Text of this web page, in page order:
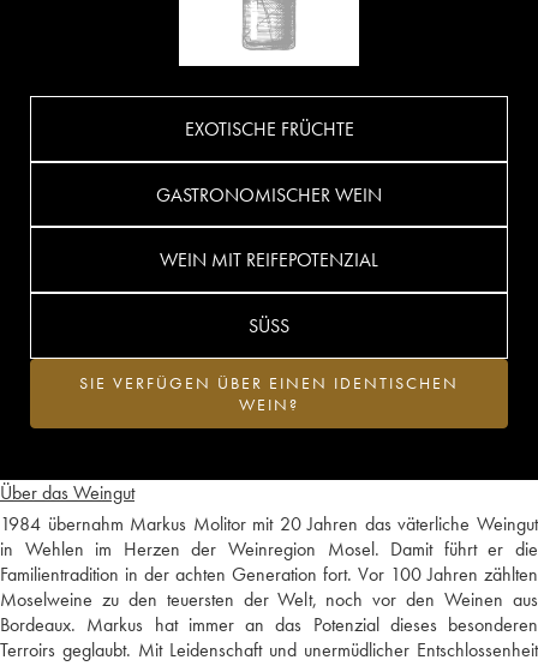
Über das Weingut
1984 übernahm Markus Molitor mit 20 Jahren das väterliche Weingut
in Wehlen im Herzen der Weinregion Mosel. Damit führt er die
Familientradition in der achten Generation fort. Vor 100 Jahren zählten
Moselweine zu den teuersten der Welt, noch vor den Weinen aus
Bordeaux. Markus hat immer an das Potenzial dieses besonderen
Terroirs geglaubt. Mit Leidenschaft und unermüdlicher Entschlossenheit
EXOTISCHE FRÜCHTE
GASTRONOMISCHER WEIN
WEIN MIT REIFEPOTENZIAL
SÜSS
SIE VERFÜGEN ÜBER EINEN IDENTISCHEN
WEIN?